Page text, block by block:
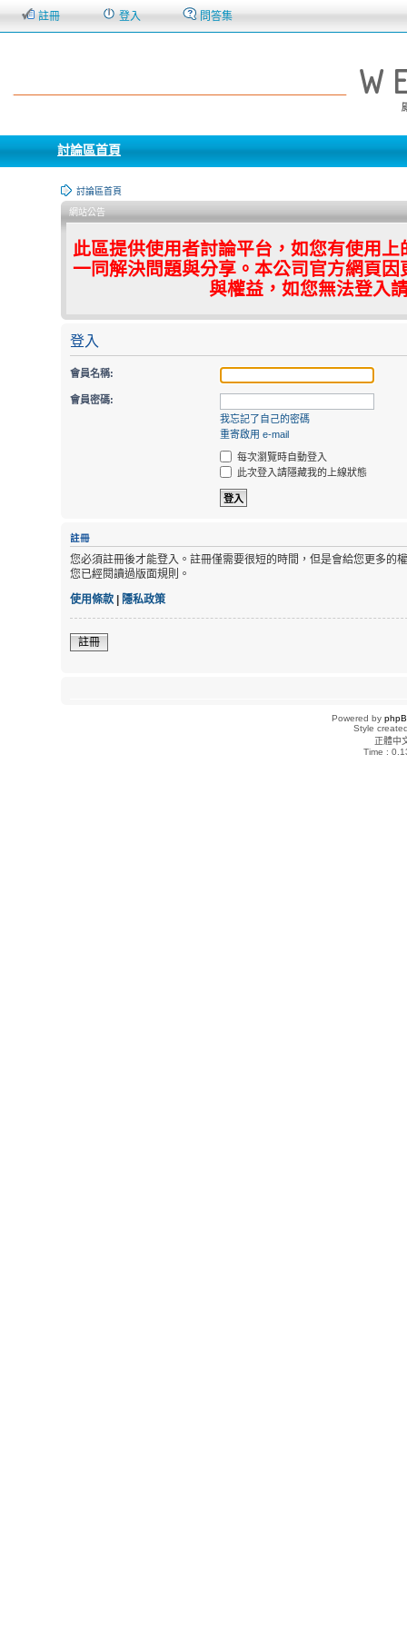
註冊 登入 問答集
討論區首頁
討論區首頁
網站公告
此區提供使用者討論平台，如您有使用
一同解決問題與分享。本公司官方網頁
與權益，如您無法登入
登入
會員名稱:
會員密碼:
我忘記了自己的密碼
重寄啟用 e-mail
每次瀏覽時自動登入
此次登入請隱藏我的上線狀態
註冊
您必須註冊後才能登入。註冊僅需要很短的時間，但是會給您更多的
您已經閱讀過版面規則。
使用條款 | 隱私政策
註冊
Powered by
Style
正體中
Time :